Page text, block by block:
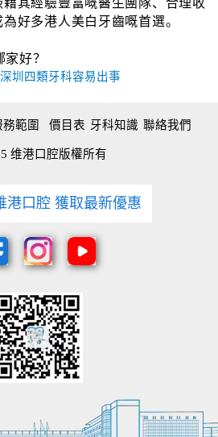
好多港人美白牙齒嘅首選。
好？
圳四類牙科容易出事
務範圍 價目表 牙科知識 聯絡我們
维港口腔版權所有
港口腔 獲取最新優惠